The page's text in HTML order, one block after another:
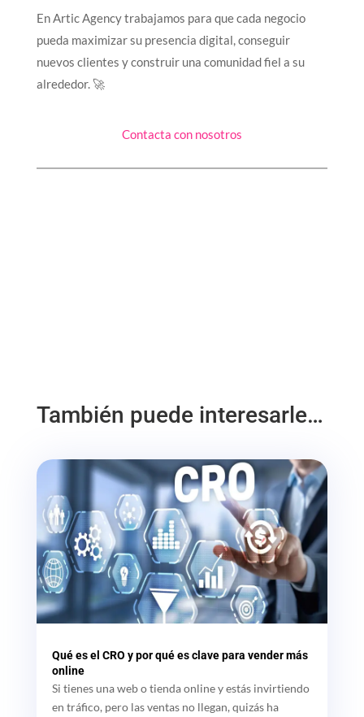
En Artic Agency trabajamos para que cada negocio
pueda maximizar su presencia digital, conseguir
nuevos clientes y construir una comunidad fiel a su
alrededor. 🚀
Contacta con nosotros
También puede interesarle…
Qué es el CRO y por qué es clave para vender más
online
Si tienes una web o tienda online y estás invirtiendo
en tráfico, pero las ventas no llegan, quizás ha